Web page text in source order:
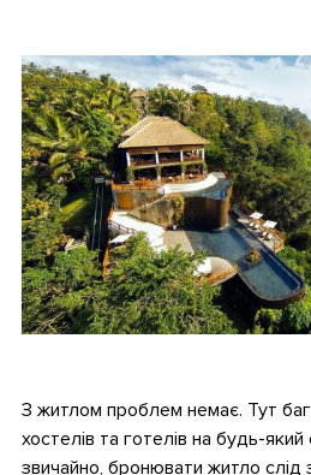
З житлом проблем немає. Тут
хостелів та готелів на будь-
звичайно, бронювати житло слід